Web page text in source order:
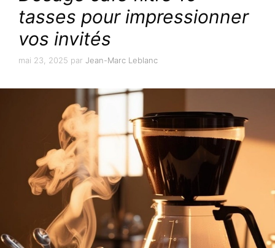
tasses pour impressionner
vos invités
mai 23, 2025 par Jean-Marc Leblanc